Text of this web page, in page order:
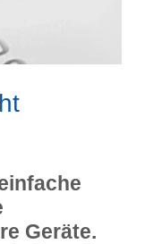
Geräte.